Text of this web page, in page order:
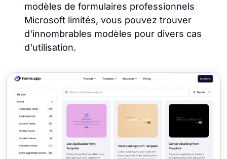
modèles de formulaires professionnels
Microsoft limités, vous pouvez trouver
d'innombrables modèles pour divers cas
d'utilisation.